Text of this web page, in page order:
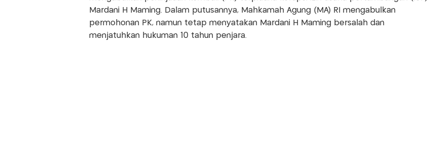
Mardani H Maming. Dalam putusannya, Mahkamah Agung (MA) RI mengabulkan
permohonan PK, namun tetap menyatakan Mardani H Maming bersalah dan
menjatuhkan hukuman 10 tahun penjara.